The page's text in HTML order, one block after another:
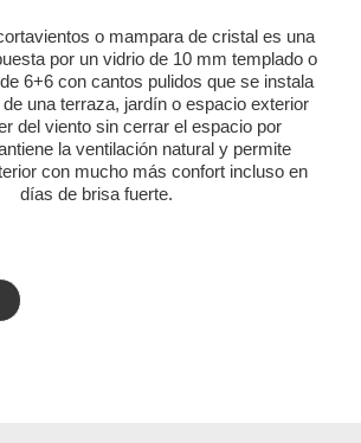
o mampara de cristal es una
por un vidrio de 10 mm templado o
6+6 con cantos pulidos que se instala
una terraza, jardín o espacio exterior
del viento sin cerrar el espacio por
la ventilación natural y permite
con mucho más confort incluso en
días de brisa fuerte.